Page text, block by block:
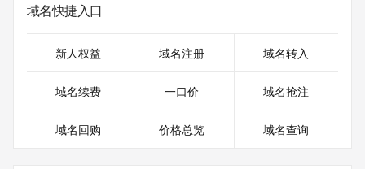
域名快捷入口
新人权益 域名注册 域名转入
域名续费 一口价 域名抢注
域名回购 价格总览 域名查询